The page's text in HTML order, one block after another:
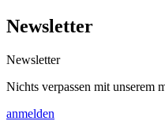
Newsletter
Newsletter
Nichts verpassen mit unserem
anmelden